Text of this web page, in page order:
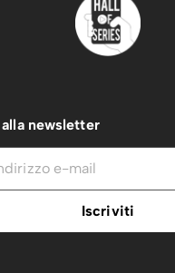
newsletter